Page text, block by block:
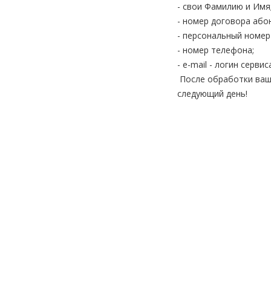
- свои Фамилию и
- номер договора
- персональный
- номер телефона;
- e-mail - логин
После обработки
следующий день!